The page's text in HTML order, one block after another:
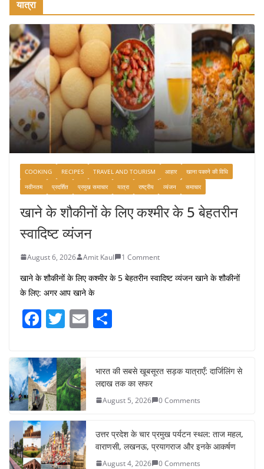
यात्रा
COOKING RECIPES TRAVEL AND TOURISM आहार
खाना पकाने की विधि
नवीनतम
प्रदर्शित प्रमुख समाचार यात्रा राष्ट्रीय व्यंजन समाचार
खाने के शौकीनों के लिए कश्मीर के 5 बेहतरीन
स्वादिष्ट व्यंजन
August 6, 2026 Amit Kaul 1 Comment
खाने के शौकीनों के लिए कश्मीर के 5 बेहतरीन स्वादिष्ट व्यंजन खाने के शौकीनों
के लिए: अगर आप खाने के
F
c
e
b
o
o
k
T
itt
er
E
e
भारत की सबसे खूबसूरत सड़क यात्राएँ: दार्जिलिंग से
लद्दाख तक का सफर
August 5, 2026 0 Comments
उत्तर प्रदेश के चार प्रमुख पर्यटन स्थल: ताज महल,
वाराणसी, लखनऊ, प्रयागराज और इनके आकर्षण
August 4, 2026 0 Comments